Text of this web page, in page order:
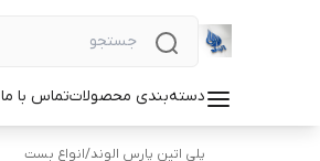
دسته‌بندی محصولاتتماس با ما
پلی اتین پارس الوند/انواع بست